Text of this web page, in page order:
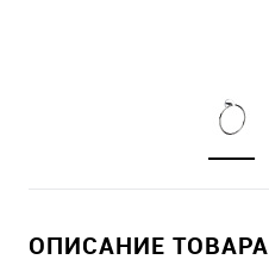
ОПИСАНИЕ ТОВАРА